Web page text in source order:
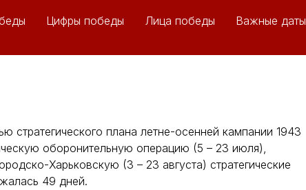
Цифры победы Лица победы Важные даты
стратегического плана летне-осенней кампании 1943
оборонительную операцию (5 – 23 июля),
Харьковскую (3 – 23 августа) стратегические
49 дней.